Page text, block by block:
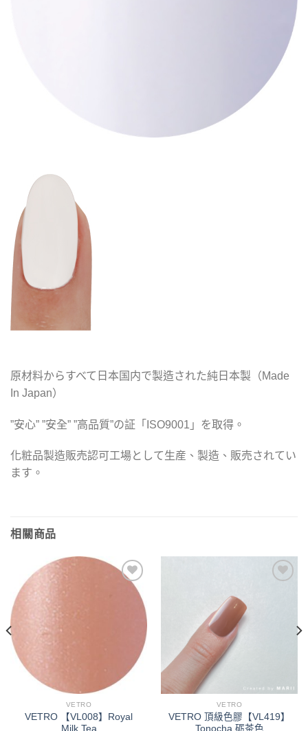
原材料からすべて日本国内で製造された純日本製（Made
In Japan）
”安心” ”安全” ”高品質”の証「ISO9001」を取得。
化粧品製造販売認可工場として生産、製造、販売されてい
ます。
相關商品
加入
VETRO
VETRO 【VL008】Royal
Milk Tea
VETRO
VETRO 頂級色膠【VL419】
Tonocha 砺茶色